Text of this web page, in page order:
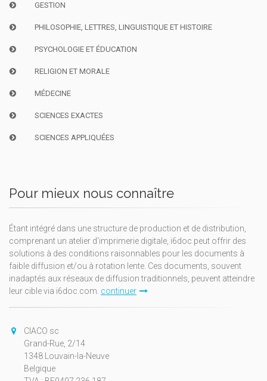
GESTION
PHILOSOPHIE, LETTRES, LINGUISTIQUE ET HISTOIRE
PSYCHOLOGIE ET ÉDUCATION
RELIGION ET MORALE
MÉDECINE
SCIENCES EXACTES
SCIENCES APPLIQUÉES
Pour mieux nous connaître
Étant intégré dans une structure de production et de distribution,
comprenant un atelier d'imprimerie digitale, i6doc peut offrir des
solutions à des conditions raisonnables pour les documents à
faible diffusion et/ou à rotation lente. Ces documents, souvent
inadaptés aux réseaux de diffusion traditionnels, peuvent atteindre
leur cible via i6doc.com. continuer
CIACO sc
Grand-Rue, 2/14
1348 Louvain-la-Neuve
Belgique